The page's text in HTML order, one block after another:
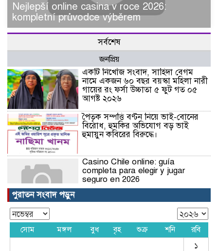
Nejlepší online casina v roce 2026:
kompletní průvodce výběrem
সর্বশেষ
জনপ্রিয়
একটি নিখোঁজ সংবাদ, সাহিদা বেগম
নামে একজন ৬০ বছর বয়স্কা মহিলা নারী
গায়ের রং ফর্সা উচ্চাতা ৫ ফুট গত ০৫
আগষ্ট ২০২৬
পৈতৃক সম্পত্তি বণ্টন নিয়ে ভাই-বোনের
বিরোধ, হুমকির অভিযোগ বড় ভাই
হুমায়ুন কবিরের বিরুদ্ধে।
Casino Chile online: guía
completa para elegir y jugar
seguro en 2026
Nejlepší online casina v roce
výběrem
পুরাতন সংবাদ পড়ুন
সোম মঙ্গল বুধ বৃহ শুক্র শনি
রবি
১